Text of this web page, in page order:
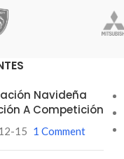
Navideña
A Competición
15 1 Comment